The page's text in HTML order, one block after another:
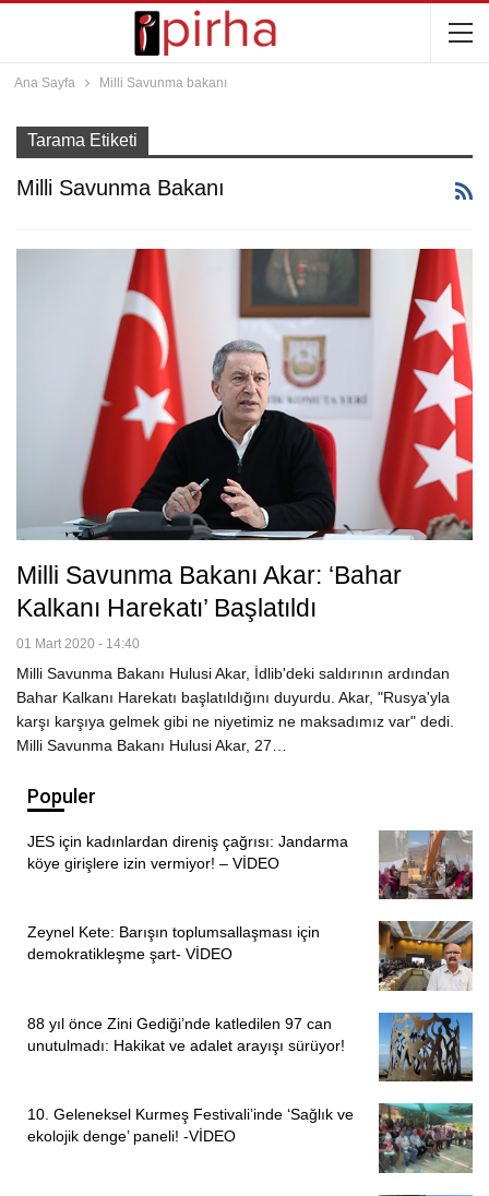
Ana Sayfa Milli Savunma bakanı
Tarama Etiketi
Milli Savunma Bakanı
Milli Savunma Bakanı Akar: ‘Bahar
Kalkanı Harekatı’ Başlatıldı
01 Mart 2020 - 14:40
Milli Savunma Bakanı Hulusi Akar, İdlib'deki saldırının ardından
Bahar Kalkanı Harekatı başlatıldığını duyurdu. Akar, "Rusya'yla
karşı karşıya gelmek gibi ne niyetimiz ne maksadımız var" dedi.
Milli Savunma Bakanı Hulusi Akar, 27…
Populer
JES için kadınlardan direniş çağrısı: Jandarma
köye girişlere izin vermiyor! – VİDEO
Zeynel Kete: Barışın toplumsallaşması için
demokratikleşme şart- VİDEO
88 yıl önce Zini Gediği’nde katledilen 97 can
unutulmadı: Hakikat ve adalet arayışı sürüyor!
10. Geleneksel Kurmeş Festivali’inde ‘Sağlık ve
ekolojik denge’ paneli! -VİDEO